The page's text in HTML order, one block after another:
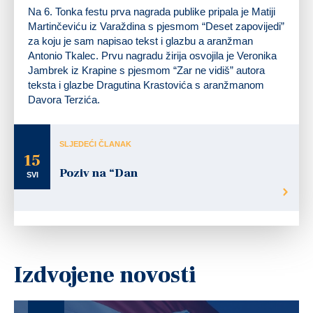
Na 6. Tonka festu prva nagrada publike pripala je Matiji
Martinčeviću iz Varaždina s pjesmom “Deset zapovijedi”
za koju je sam napisao tekst i glazbu a aranžman
Antonio Tkalec. Prvu nagradu žirija osvojila je Veronika
Jambrek iz Krapine s pjesmom “Zar ne vidiš” autora
teksta i glazbe Dragutina Krastovića s aranžmanom
Davora Terzića.
15
SVI
SLJEDEĆI ČLANAK
Poziv na “Dan
Izdvojene novosti